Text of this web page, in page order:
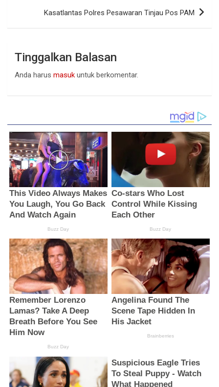
Kasatlantas Polres Pesawaran Tinjau Pos PAM
Tinggalkan Balasan
Anda harus masuk untuk berkomentar.